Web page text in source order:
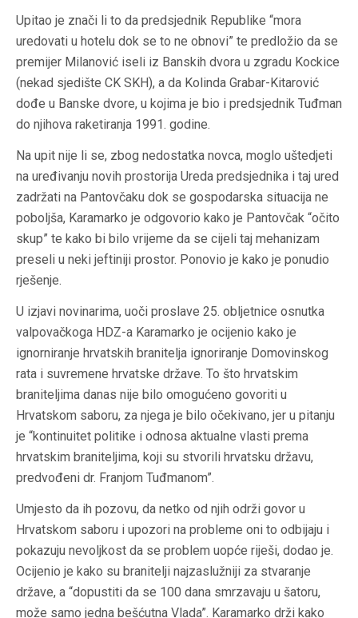
Upitao je znači li to da predsjednik Republike “mora
uredovati u hotelu dok se to ne obnovi” te predložio da se
premijer Milanović iseli iz Banskih dvora u zgradu Kockice
(nekad sjedište CK SKH), a da Kolinda Grabar-Kitarović
dođe u Banske dvore, u kojima je bio i predsjednik Tuđman
do njihova raketiranja 1991. godine.
Na upit nije li se, zbog nedostatka novca, moglo uštedjeti
na uređivanju novih prostorija Ureda predsjednika i taj ured
zadržati na Pantovčaku dok se gospodarska situacija ne
poboljša, Karamarko je odgovorio kako je Pantovčak “očito
skup” te kako bi bilo vrijeme da se cijeli taj mehanizam
preseli u neki jeftiniji prostor. Ponovio je kako je ponudio
rješenje.
U izjavi novinarima, uoči proslave 25. obljetnice osnutka
valpovačkoga HDZ-a Karamarko je ocijenio kako je
ignorniranje hrvatskih branitelja ignoriranje Domovinskog
rata i suvremene hrvatske države. To što hrvatskim
braniteljima danas nije bilo omogućeno govoriti u
Hrvatskom saboru, za njega je bilo očekivano, jer u pitanju
je “kontinuitet politike i odnosa aktualne vlasti prema
hrvatskim braniteljima, koji su stvorili hrvatsku državu,
predvođeni dr. Franjom Tuđmanom”.
Umjesto da ih pozovu, da netko od njih održi govor u
Hrvatskom saboru i upozori na probleme oni to odbijaju i
pokazuju nevoljkost da se problem uopće riješi, dodao je.
Ocijenio je kako su branitelji najzaslužniji za stvaranje
države, a “dopustiti da se 100 dana smrzavaju u šatoru,
može samo jedna bešćutna Vlada”. Karamarko drži kako